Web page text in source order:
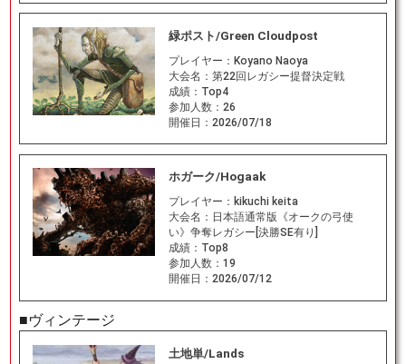
緑ポスト/Green Cloudpost
プレイヤー： Koyano Naoya
大会名： 第22回レガシー提督決定戦
成績： Top4
参加人数： 26
開催日： 2026/07/18
ホガーク/Hogaak
プレイヤー： kikuchi keita
大会名： 日本語通常版《オークの弓使
い》争奪レガシー[決勝SE有り]
成績： Top8
参加人数： 19
開催日： 2026/07/12
■ヴィンテージ
土地単/Lands